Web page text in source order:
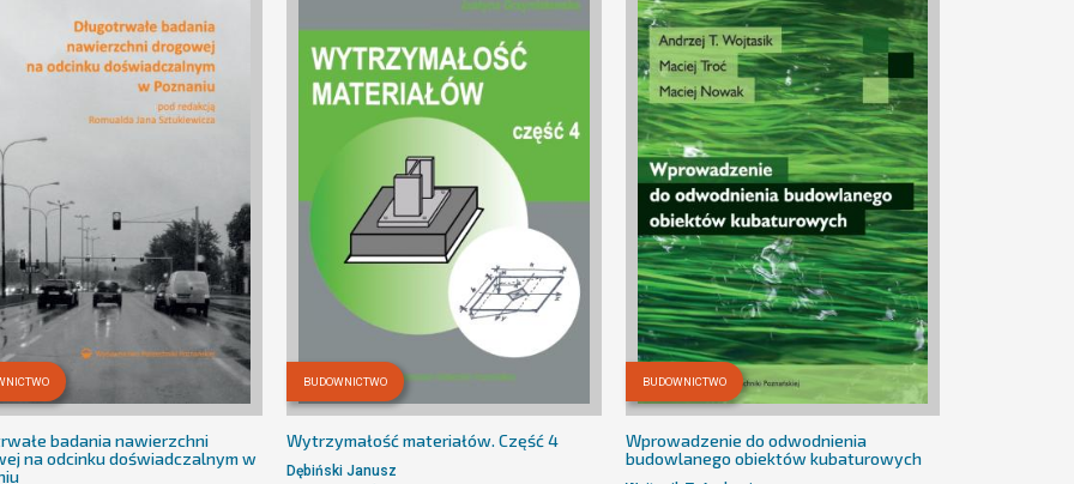
badania nawierzchni
na odcinku doświadczalnym w
BUDOWNICTWO
Wytrzymałość materiałów. Część 4
Dębiński Janusz
BUDOWNICTWO
Wprowadzenie do odwodnienia
budowlanego obiektów kubaturowych